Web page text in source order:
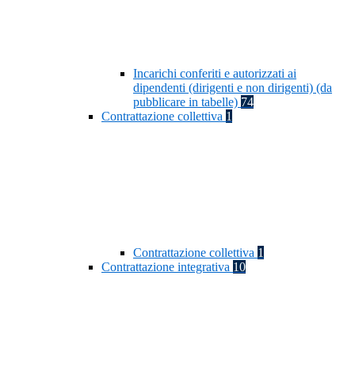
Incarichi conferiti e autorizzati ai
dipendenti (dirigenti e non dirigenti) (da
pubblicare in tabelle) 74
Contrattazione collettiva 1
Contrattazione collettiva 1
Contrattazione integrativa 10